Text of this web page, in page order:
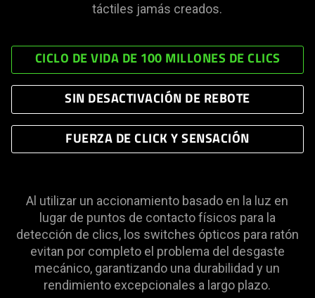
táctiles jamás creados.
CICLO DE VIDA DE 100 MILLONES DE CLICS
SIN DESACTIVACIÓN DE REBOTE
FUERZA DE CLICK Y SENSACIÓN
Al utilizar un accionamiento basado en la luz en
lugar de puntos de contacto físicos para la
detección de clics, los switches ópticos para ratón
evitan por completo el problema del desgaste
mecánico, garantizando una durabilidad y un
rendimiento excepcionales a largo plazo.